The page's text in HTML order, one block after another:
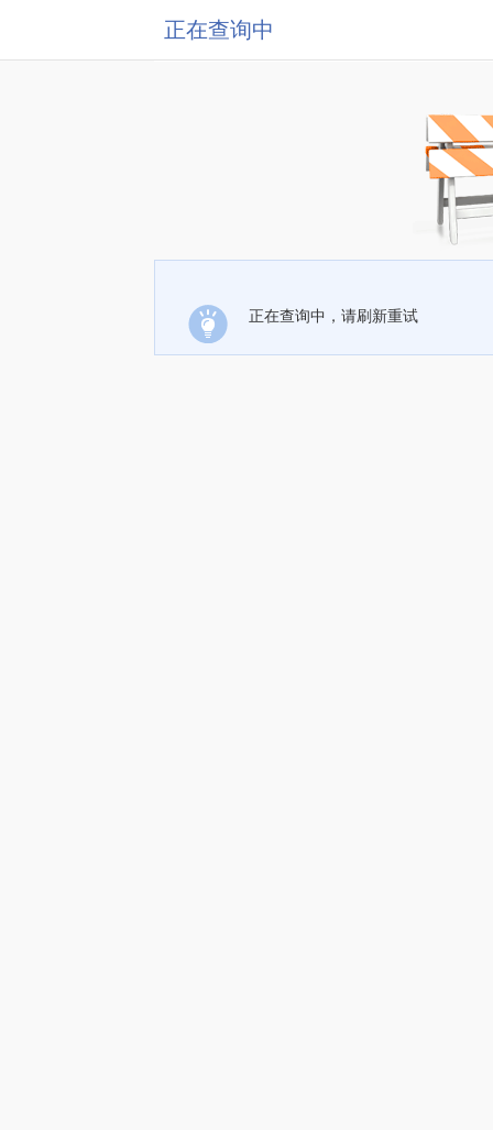
正在查询中
正在查询中，请刷新重试